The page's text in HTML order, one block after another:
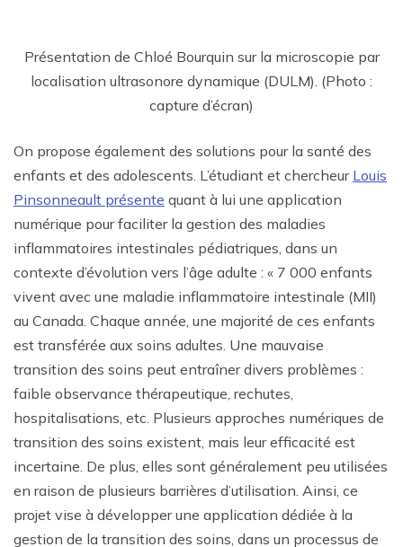
Présentation de Chloé Bourquin sur la microscopie par
localisation ultrasonore dynamique (DULM). (Photo :
capture d’écran)
On propose également des solutions pour la santé des
enfants et des adolescents. L’étudiant et chercheur Louis
Pinsonneault présente quant à lui une application
numérique pour faciliter la gestion des maladies
inflammatoires intestinales pédiatriques, dans un
contexte d’évolution vers l’âge adulte : « 7 000 enfants
vivent avec une maladie inflammatoire intestinale (MII)
au Canada. Chaque année, une majorité de ces enfants
est transférée aux soins adultes. Une mauvaise
transition des soins peut entraîner divers problèmes :
faible observance thérapeutique, rechutes,
hospitalisations, etc. Plusieurs approches numériques de
transition des soins existent, mais leur efficacité est
incertaine. De plus, elles sont généralement peu utilisées
en raison de plusieurs barrières d’utilisation. Ainsi, ce
projet vise à développer une application dédiée à la
gestion de la transition des soins, dans un processus de